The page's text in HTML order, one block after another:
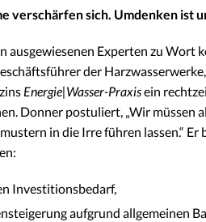
verschärfen sich. Umdenken ist
ausgewiesenen Experten zu Wort
der
Energie|Wasser-Praxisein
Donner postuliert, „Wir müssen
in die Irre führen lassen.“
Investitionsbedarf,
aufgrund allgemeinen